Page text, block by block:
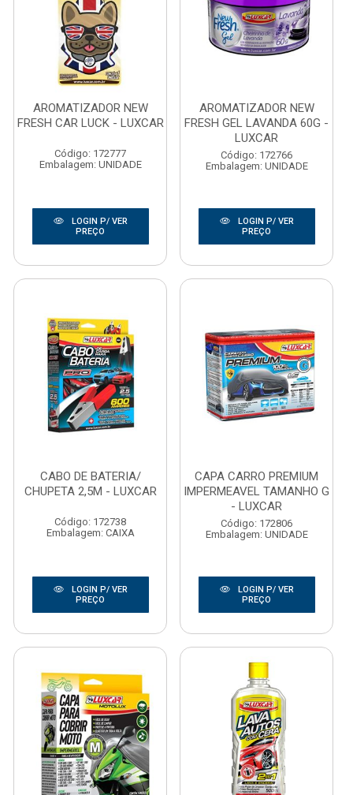
AROMATIZADOR NEW
FRESH CAR LUCK - LUXCAR
Código: 172777
Embalagem: UNIDADE
LOGIN P/ VER
PREÇO
AROMATIZADOR NEW
FRESH GEL LAVANDA 60G -
LUXCAR
Código: 172766
Embalagem: UNIDADE
LOGIN P/ VER
PREÇO
CABO DE BATERIA/
CHUPETA 2,5M - LUXCAR
Código: 172738
Embalagem: CAIXA
LOGIN P/ VER
PREÇO
CAPA CARRO PREMIUM
IMPERMEAVEL TAMANHO G
- LUXCAR
Código: 172806
Embalagem: UNIDADE
LOGIN P/ VER
PREÇO